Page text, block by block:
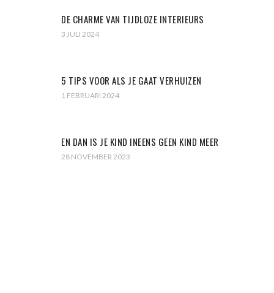
DE CHARME VAN TIJDLOZE INTERIEURS
3 JULI 2024
5 TIPS VOOR ALS JE GAAT VERHUIZEN
1 FEBRUARI 2024
EN DAN IS JE KIND INEENS GEEN KIND MEER
28 NOVEMBER 2023